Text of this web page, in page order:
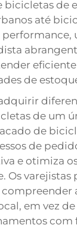
bicicletas de
até
de
de um
de
de
e otimiza
Os varejistas
em vez
com